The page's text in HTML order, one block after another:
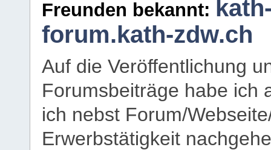
Freunden bekannt:
forum.kath-zdw.ch
Auf die Veröffentlichung
Forumsbeiträge habe ich
ich nebst Forum/
Erwerbstätigkeit